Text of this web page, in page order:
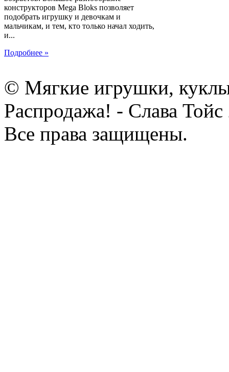
конструкторов Mega Bloks позволяет
подобрать игрушку и девочкам и
мальчикам, и тем, кто только начал ходить,
и...
Подробнее »
© Мягкие игрушки,
Распродажа! - Слава Тойс
Все права защищены.